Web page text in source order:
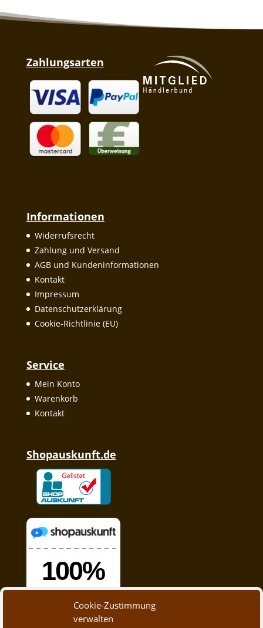
Cookie-Zustimmung
verwalten
Zahlungsarten
Informationen
Widerrufsrecht
Zahlung und Versand
AGB und Kundeninformationen
Kontakt
Impressum
Datenschutzerklärung
Cookie-Richtlinie (EU)
Service
Mein Konto
Warenkorb
Kontakt
Shopauskunft.de